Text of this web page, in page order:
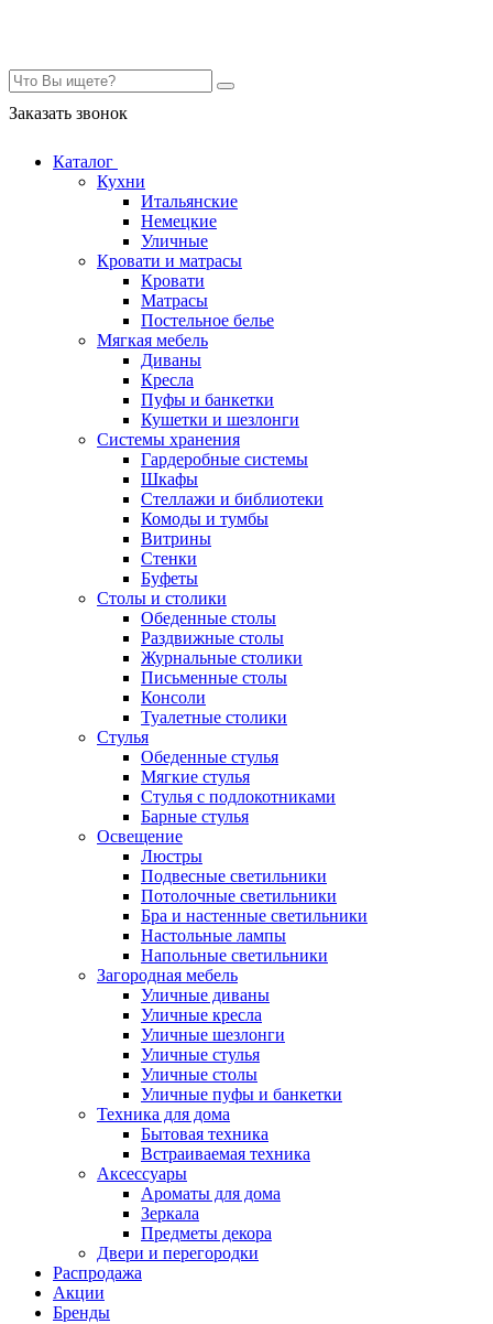
Заказать звонок
Каталог
Кухни
Итальянские
Немецкие
Уличные
Кровати и матрасы
Кровати
Матрасы
Постельное белье
Мягкая мебель
Диваны
Кресла
Пуфы и банкетки
Кушетки и шезлонги
Системы хранения
Гардеробные системы
Шкафы
Стеллажи и библиотеки
Комоды и тумбы
Витрины
Стенки
Буфеты
Столы и столики
Обеденные столы
Раздвижные столы
Журнальные столики
Письменные столы
Консоли
Туалетные столики
Стулья
Обеденные стулья
Мягкие стулья
Стулья с подлокотниками
Барные стулья
Освещение
Люстры
Подвесные светильники
Потолочные светильники
Бра и настенные светильники
Настольные лампы
Напольные светильники
Загородная мебель
Уличные диваны
Уличные кресла
Уличные шезлонги
Уличные стулья
Уличные столы
Уличные пуфы и банкетки
Техника для дома
Бытовая техника
Встраиваемая техника
Аксессуары
Ароматы для дома
Зеркала
Предметы декора
Двери и перегородки
Распродажа
Акции
Бренды